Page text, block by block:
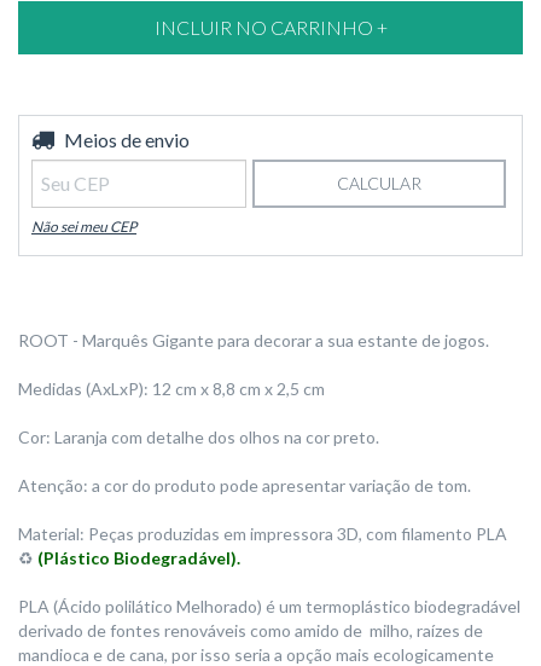
Entregas para o CEP:
Meios de envio
CALCULAR
Não sei meu CEP
ROOT - Marquês Gigante para decorar a sua estante de jogos.
Medidas (AxLxP): 12 cm x 8,8 cm x 2,5 cm
Cor: Laranja com detalhe dos olhos na cor preto.
Atenção: a cor do produto pode apresentar variação de tom.
Material: Peças produzidas em impressora 3D, com filamento PLA
♻️ (Plástico Biodegradável).
PLA (Ácido polilático Melhorado) é um termoplástico biodegradável
derivado de fontes renováveis como amido de milho, raízes de
mandioca e de cana, por isso seria a opção mais ecologicamente